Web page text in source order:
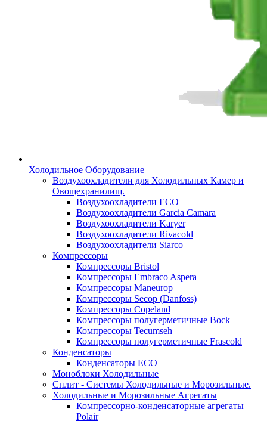
Холодильное Оборудование
Воздухоохладители для Холодильных Камер и
Овощехранилищ.
Воздухоохладители ECO
Воздухоохладители Garcia Camara
Воздухоохладители Karyer
Воздухоохладители Rivacold
Воздухоохладители Siarco
Компрессоры
Компрессоры Bristol
Компрессоры Embraco Aspera
Компрессоры Maneurop
Компрессоры Secop (Danfoss)
Компрессоры Copeland
Компрессоры полугерметичные Bock
Компрессоры Tecumseh
Компрессоры полугерметичные Frascold
Конденсаторы
Конденсаторы ECO
Моноблоки Холодильные
Сплит - Системы Холодильные и Морозильные.
Холодильные и Морозильные Агрегаты
Компрессорно-конденсаторные агрегаты
Polair